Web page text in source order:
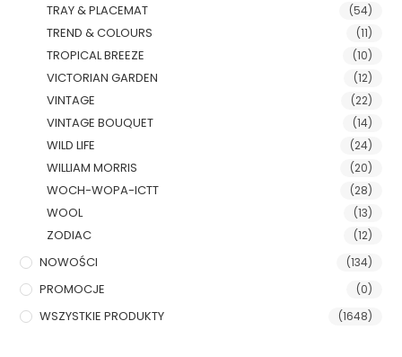
TRAY & PLACEMAT (54)
TREND & COLOURS (11)
TROPICAL BREEZE (10)
VICTORIAN GARDEN (12)
VINTAGE (22)
VINTAGE BOUQUET (14)
WILD LIFE (24)
WILLIAM MORRIS (20)
WOCH-WOPA-ICTT (28)
WOOL (13)
ZODIAC (12)
NOWOŚCI (134)
PROMOCJE (0)
WSZYSTKIE PRODUKTY (1648)